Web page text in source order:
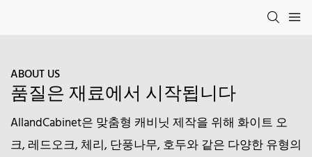
ABOUT US
품질은 재료에서 시작됩니다
AllandCabinet은 맞춤형 캐비닛 제작을 위해 화이트 오
크, 레드오크, 체리, 단풍나무, 호두와 같은 다양한 유형의